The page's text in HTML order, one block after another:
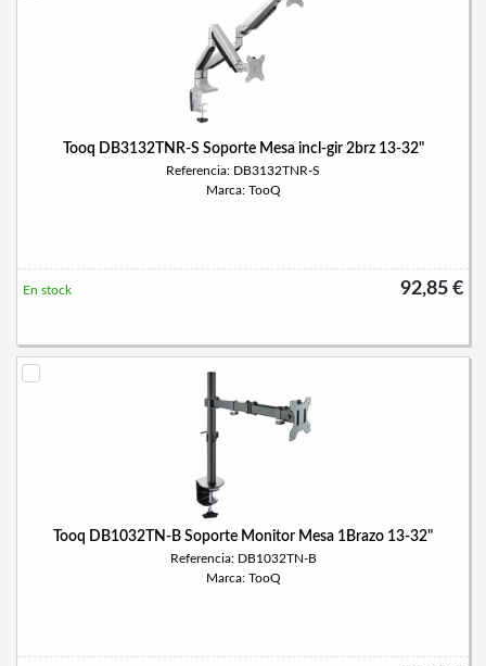
Tooq DB3132TNR-S Soporte Mesa incl-gir 2brz 13-32"
Referencia: DB3132TNR-S
Marca: TooQ
92,85 €
En stock
Tooq DB1032TN-B Soporte Monitor Mesa 1Brazo 13-32"
Referencia: DB1032TN-B
Marca: TooQ